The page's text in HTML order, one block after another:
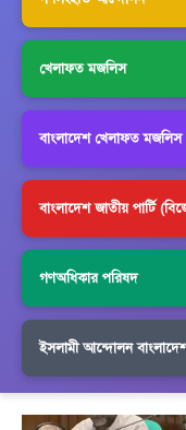
খেলাফত মজলিস
বাংলাদেশ খেলাফত মজলিস
বাংলাদেশ জাতীয় পার্টি
গণঅধিকার পরিষদ
ইসলামী আন্দোলন